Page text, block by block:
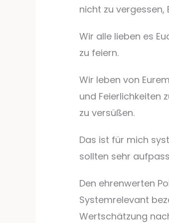
nicht zu vergessen,
Wir alle lieben es
zu feiern.
Wir leben von
und Feierlichkeiten
zu versüßen.
Das ist für mich
sollten sehr
Den ehrenwerten
Systemrelevant
Wertschätzung